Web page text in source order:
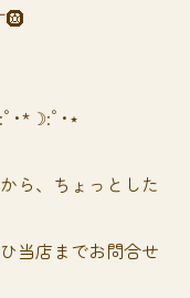
🛞
･*☽:ﾟ･⋆
ら、ちょっとした
当店までお問合せ